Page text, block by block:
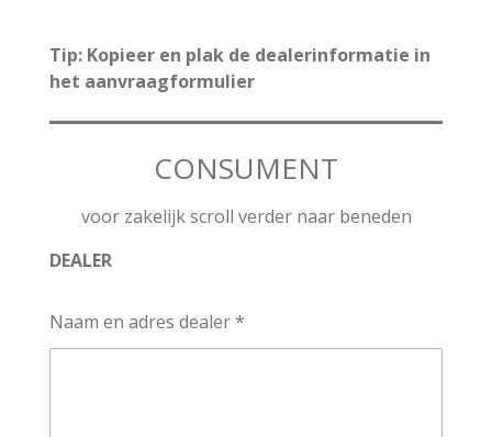
Tip: Kopieer en plak de dealerinformatie in
het aanvraagformulier
CONSUMENT
voor zakelijk scroll verder naar beneden
DEALER
Naam en adres dealer *